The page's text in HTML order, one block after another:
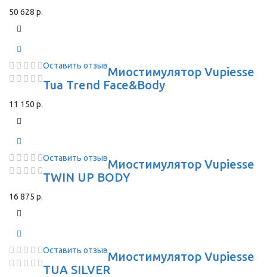
50 628 р.
Оставить отзывМиостимулятор Vupiesse
Tua Trend Face&Body
11 150 р.
Оставить отзывМиостимулятор Vupiesse
TWIN UP BODY
16 875 р.
Оставить отзывМиостимулятор Vupiesse
TUA SILVER